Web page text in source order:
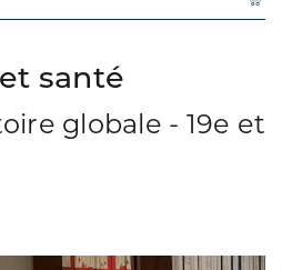
santé
globale - 19e et